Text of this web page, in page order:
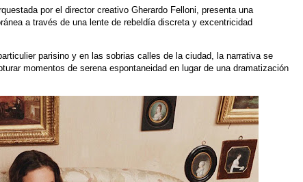
por el director creativo Gherardo Felloni, presenta una
a través de una lente de rebeldía discreta y excentricidad
parisino y en las sobrias calles de la ciudad, la narrativa se
momentos de serena espontaneidad en lugar de una dramatización